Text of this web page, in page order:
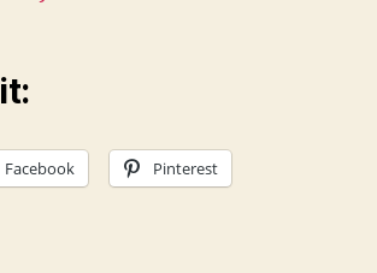
Facebook Pinterest